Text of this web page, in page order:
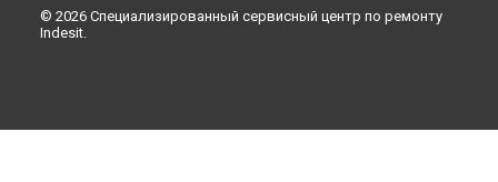
© 2026 Специализированный сервисный центр по ремонту
Indesit.